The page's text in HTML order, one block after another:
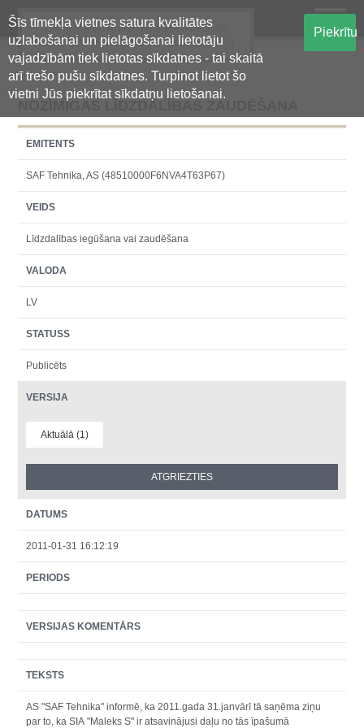
Šīs tīmekļa vietnes satura kvalitātes
uzlabošanai un pielāgošanai lietotāju
vajadzībām tiek lietotas sīkdatnes - tai skaitā
arī trešo pušu sīkdatnes. Turpinot lietot šo
vietni Jūs piekrītat sīkdatņu lietošanai.
Piekrītu
Oficiālā regulētās informācijas
centralizētā glabāšanas sistēma
NOZĪMĪGAS LĪDZDALĪBAS ZAUDĒŠANA
EMITENTS
SAF Tehnika, AS (48510000F6NVA4T63P67)
VEIDS
Līdzdalības iegūšana vai zaudēšana
VALODA
LV
STATUSS
Publicēts
VERSIJA
Aktuālā (1)
DATUMS
2011-01-31 16:12:19
PERIODS
VERSIJAS KOMENTĀRS
TEKSTS
AS "SAF Tehnika" informē, ka 2011.gada 31.janvārī tā saņēma ziņu
par to, ka SIA "Maleks S" ir atsavinājusi daļu no tās īpašumā